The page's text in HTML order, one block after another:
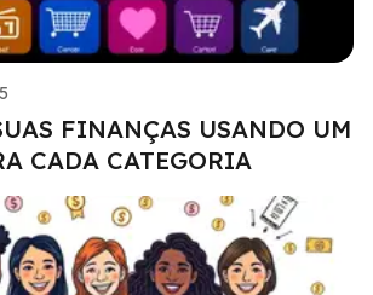
FINANÇAS USANDO UM
CADA CATEGORIA